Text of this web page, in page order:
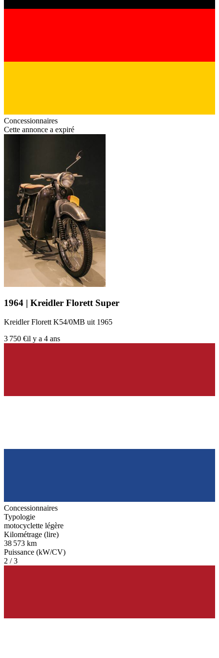
Concessionnaires
Cette annonce a expiré
1964 | Kreidler Florett Super
Kreidler Florett K54/0MB uit 1965
3 750 €il y a 4 ans
Concessionnaires
Typologie
motocyclette légère
Kilométrage (lire)
38 573 km
Puissance (kW/CV)
2 / 3